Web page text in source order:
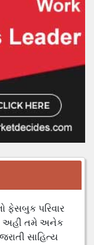
ફેસબુક પરિવાર
અહી તમે અનેક
સાહિત્ય